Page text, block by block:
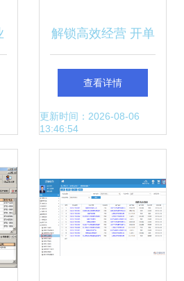
解锁高效经营 开单
销售收款软件下载
与便捷实践
查看详情
更新时间：2026-08-06
13:46:54